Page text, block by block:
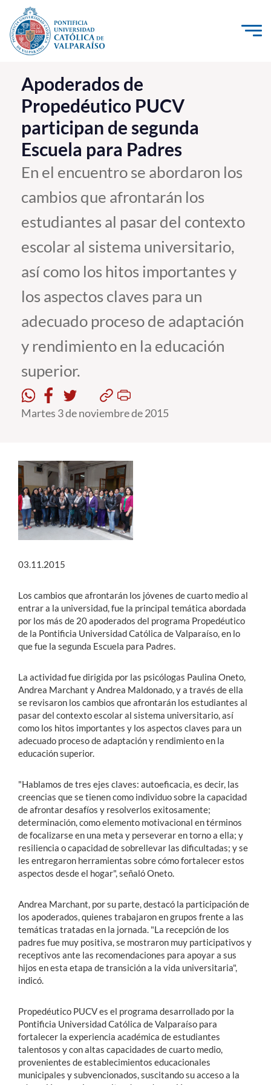
Click acá para ir directamente al contenido
La Universidad
Investigación, Creación e Innovación
PUCV Internacional
Vinculación con el Medio
Admisión
Pregrado
Formación Continua
Estudiantes
Académicos
Funcionarios
Alumni
Apoderados de
Propedéutico PUCV
participan de segunda
Escuela para Padres
En el encuentro se abordaron los
cambios que afrontarán los
estudiantes al pasar del contexto
escolar al sistema universitario,
así como los hitos importantes y
los aspectos claves para un
adecuado proceso de adaptación
y rendimiento en la educación
superior.
Martes 3 de noviembre de 2015
03.11.2015
Los cambios que afrontarán los jóvenes de cuarto medio al
entrar a la universidad, fue la principal temática abordada
por los más de 20 apoderados del programa Propedéutico
de la Pontificia Universidad Católica de Valparaíso, en lo
que fue la segunda Escuela para Padres.
La actividad fue dirigida por las psicólogas Paulina Oneto,
Andrea Marchant y Andrea Maldonado, y a través de ella
se revisaron los cambios que afrontarán los estudiantes al
pasar del contexto escolar al sistema universitario, así
como los hitos importantes y los aspectos claves para un
adecuado proceso de adaptación y rendimiento en la
educación superior.
"Hablamos de tres ejes claves: autoeficacia, es decir, las
creencias que se tienen como individuo sobre la capacidad
de afrontar desafíos y resolverlos exitosamente;
determinación, como elemento motivacional en términos
de focalizarse en una meta y perseverar en torno a ella; y
resiliencia o capacidad de sobrellevar las dificultadas; y se
les entregaron herramientas sobre cómo fortalecer estos
aspectos desde el hogar", señaló Oneto.
Andrea Marchant, por su parte, destacó la participación de
los apoderados, quienes trabajaron en grupos frente a las
temáticas tratadas en la jornada. "La recepción de los
padres fue muy positiva, se mostraron muy participativos y
receptivos ante las recomendaciones para apoyar a sus
hijos en esta etapa de transición a la vida universitaria",
indicó.
Propedéutico PUCV es el programa desarrollado por la
Pontificia Universidad Católica de Valparaíso para
fortalecer la experiencia académica de estudiantes
talentosos y con altas capacidades de cuarto medio,
provenientes de establecimientos educacionales
municipales y subvencionados, suscitando su acceso a la